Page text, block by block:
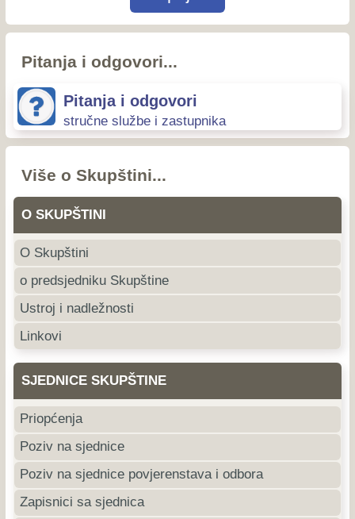
Pitanja i odgovori...
Pitanja i odgovori
stručne službe i zastupnika
Više o Skupštini...
O SKUPŠTINI
O Skupštini
o predsjedniku Skupštine
Ustroj i nadležnosti
Linkovi
SJEDNICE SKUPŠTINE
Priopćenja
Poziv na sjednice
Poziv na sjednice povjerenstava i odbora
Zapisnici sa sjednica